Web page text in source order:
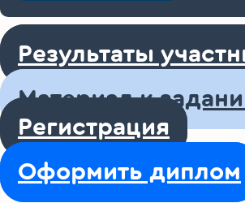
Результаты
Материал к
Регистрация
Оформить диплом